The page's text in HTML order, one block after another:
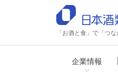
「お酒と食」で「つ
企業情報